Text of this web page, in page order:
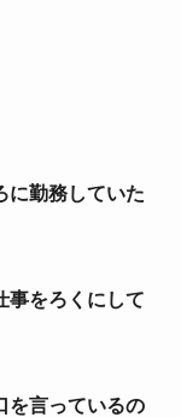
に勤務していた
事をろくにして
を言っているの